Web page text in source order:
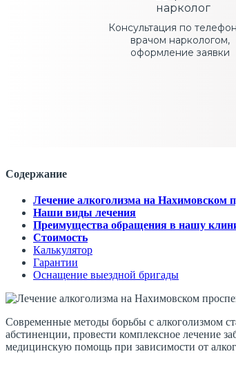
Консультация по
врачом наркологом,
оформление заявки
Содержание
Лечение алкоголизма на Нахимовском
Наши виды лечения
Преимущества обращения в нашу
Стоимость
Калькулятор
Гарантии
Оснащение выездной бригады
Современные методы борьбы с алкоголизмом
абстиненции, провести комплексное лечение
медицинскую помощь при зависимости от